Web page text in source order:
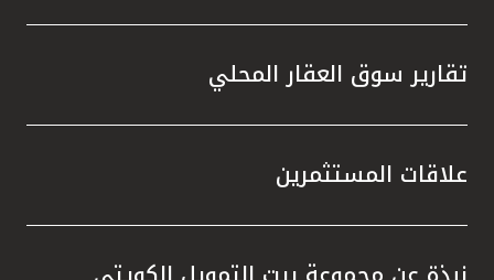
تقارير سوق العقار المحلي
علاقات المستثمرين